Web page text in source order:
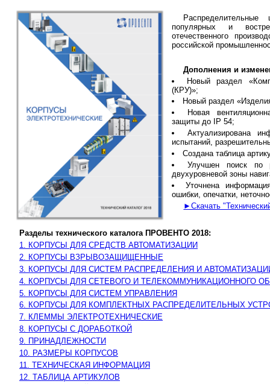
популярных и
отечественного
российской
Дополнения и
Новый раздел
(КРУ)»;
Новый раздел
Новая
защиты до IP 54;
Актуализирована
испытаний,
Создана таблица
Улучшен поиск по
двухуровневой зоны
Уточнена
ошибки, опечатки,
►Скачать
Разделы технического каталога ПРОВЕНТО 2018:
1. КОРПУСЫ ДЛЯ СРЕДСТВ АВТОМАТИЗАЦИИ
2. КОРПУСЫ ВЗРЫВОЗАЩИЩЕННЫЕ
3. КОРПУСЫ ДЛЯ СИСТЕМ РАСПРЕДЕЛЕНИЯ И
4. КОРПУСЫ ДЛЯ СЕТЕВОГО И ТЕЛЕКОММУНИКАЦИОННОГО
5. КОРПУСЫ ДЛЯ СИСТЕМ УПРАВЛЕНИЯ
6. КОРПУСЫ ДЛЯ КОМПЛЕКТНЫХ РАСПРЕДЕЛИТЕЛЬНЫХ
7. КЛЕММЫ ЭЛЕКТРОТЕХНИЧЕСКИЕ
8. КОРПУСЫ С ДОРАБОТКОЙ
9. ПРИНАДЛЕЖНОСТИ
10. РАЗМЕРЫ КОРПУСОВ
11. ТЕХНИЧЕСКАЯ ИНФОРМАЦИЯ
12. ТАБЛИЦА АРТИКУЛОВ